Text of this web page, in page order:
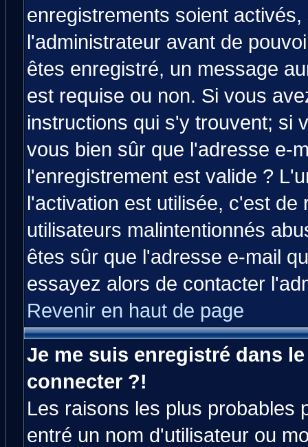
enregistrements soient
l'administrateur avant de
êtes enregistré, un message
est requise ou non. Si vous
instructions qui s'y trouvent; si
vous bien sûr que l'adresse e-
l'enregistrement est valide ?
l'activation est utilisée, c'est
utilisateurs malintentionnés
êtes sûr que l'adresse e-mail
essayez alors de contacter
Revenir en haut de page
Je me suis enregistré dans
connecter ?!
Les raisons les plus probables
entré un nom d'utilisateur ou